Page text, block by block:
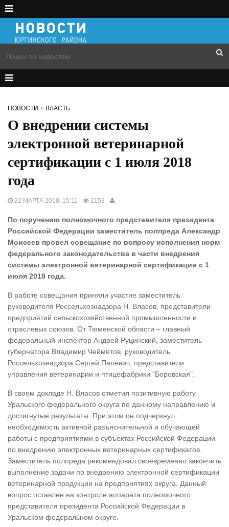
НОВОСТИ ВЛАСТЬ
О внедрении системы
электронной ветеринарной
сертификации с 1 июля 2018
года
22 МАРТА 2018, 15:11 2153
По поручению полномочного представителя президента
Российской Федерации заместитель полпреда Александр
Моисеев провел совещание по вопросу исполнения норм
федерального законодательства в части внедрения
системы электронной ветеринарной сертификации с 1
июля 2018 года.
В работе совещания приняли участие заместитель
руководителя Россельхознадзора Н. Власов, представители
предприятий сельскохозяйственной промышленности и
отраслевых союзов. От Тюменской области – главный
федеральный инспектор Андрей Руцинский, заместитель
губернатора Владимир Чейметов, руководитель
Россельхознадзора Сергей Палевич, представители
управления ветеринарии и птицефабрики "Боровская".
В своем докладе Н. Власов отметил позитивную работу
Уральского федерального округа по данному направлению и
достигнутые результаты. При этом он подчеркнул
необходимость активной разъяснительной и обучающей
работы с предприятиями в субъектах Российской Федерации
по внедрению электронных ветеринарных сертификатов.
Заместитель полпреда рекомендовал своевременно закончить
выполнение задачи по внедрению электронной сертификации
ветеринарной продукции на предприятиях округа. Данный
вопрос оставлен на контроле аппарата полномочного
представителя президента Российской Федерации в
Уральском федеральном округе.